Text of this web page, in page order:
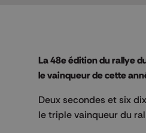
La 48e édition du rallye
le vainqueur de cette
Deux secondes et six
le triple vainqueur du